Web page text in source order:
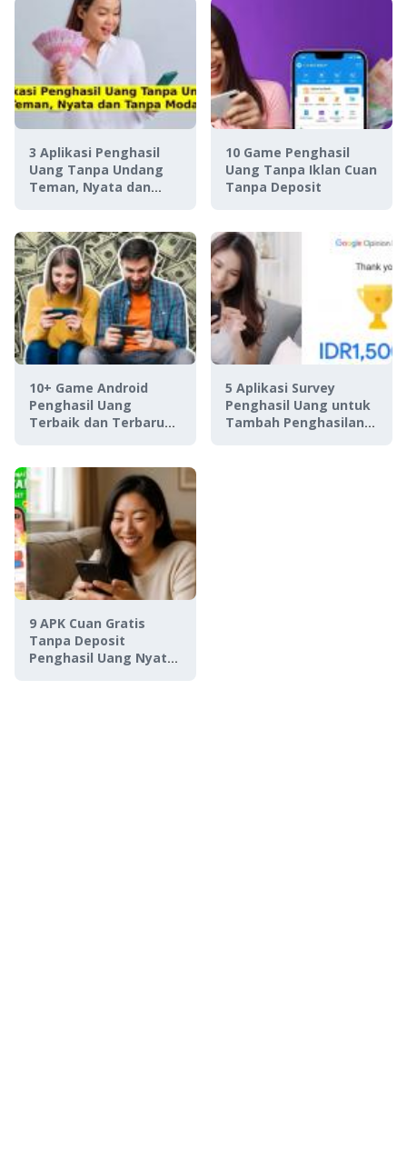
3 Aplikasi Penghasil
Uang Tanpa Undang
Teman, Nyata dan
10 Game Penghasil
Uang Tanpa Iklan Cuan
Tanpa Deposit
10+ Game Android
Penghasil Uang
Terbaik dan Terbaru
5 Aplikasi Survey
Penghasil Uang untuk
Tambah Penghasilan,
9 APK Cuan Gratis
Tanpa Deposit
Penghasil Uang Nyata,